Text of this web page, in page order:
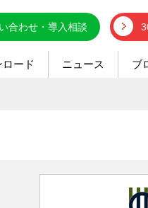
合わせ・導入相談
ード ニュース ブ